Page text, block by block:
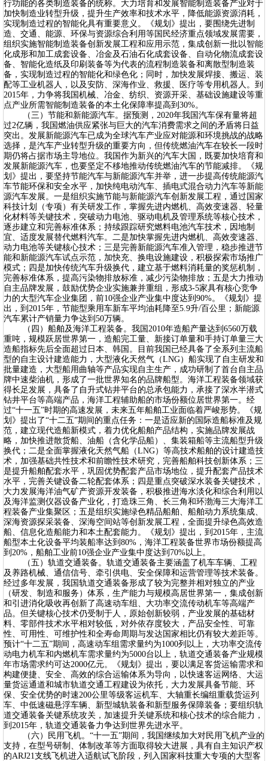
行功能的各类制造装备的统称。大力培育和发展智能制造装备产业对于
加快制造业转型升级，提升生产效率和技术水平，降低能源资源消耗，
实现制造过程的智能化具有重要意义。《规划》提出，要围绕先进制
造、交通、能源、环保与资源综合利用等国民经济重点领域发展需要，
组织实施智能制造装备创新发展工程和应用示范，集成创新一批以智能
化成形和加工成套设备、冶金及石油石化成套设备、自动化物流成套设
备、智能化造纸及印刷装备等为代表的流程制造装备和离散型制造装
备，实现制造过程的智能化和绿色化；同时，加快发展焊接、搬运、装
配等工业机器人，以及安防、深海作业、救援、医疗等专用机器人。到
2015年，力争将我国机械、冶金、纺织、资源开采、基础设施建设等重
点产业所需智能制造装备的本土化保障率提高到30%。
（三）节能和新能源汽车。据预测，2020年我国汽车保有量将超
过2亿辆，我国燃油供应紧张与巨大的汽车消费需求之间的矛盾将日益
突出。发展新能源汽车已成为全球汽车产业应对能源和环境挑战的战略
选择，是汽车产业转型升级的重要方向，但传统燃油汽车在较长一段时
期仍将占据市场主导地位。我国作为新兴的汽车大国，既要加快培育和
发展新能源汽车，也要坚定不移地推动传统燃油汽车的节能减排。《规
划》提出，要坚持节能汽车与新能源汽车并举，进一步提高传统能源汽
车节能环保和安全水平，加快纯电动汽车、插电式混合动力汽车等新能
源汽车发展。一是组织实施节能与新能源汽车创新发展工程，通过国家
科技计划（专项）有关研发工作，掌握先进内燃机、高效变速器、轻量
化材料等关键技术，突破动力电池、驱动电机及管理系统等核心技术，
逐步建立和完善标准体系；持续跟踪研究燃料电池汽车技术，因地制
宜、适度发展替代燃料汽车。二是加快掌握先进内燃机、高效变速器、
动力电池等关键核心技术；三是完善新能源汽车准入管理，稳步推进节
能和新能源汽车试点示范，加快充、换电设施建设，积极探索市场推广
模式；四是加快传统汽车升级换代，建立基于燃料消耗量的奖惩机制，
完善标准体系，提高污染物排放标准，减少污染物排放；五是大力推动
自主品牌发展，鼓励优势企业实施兼并重组，形成3-5家具有核心竞争
力的大型汽车企业集团，前10强企业产业集中度达到90%。《规划》提
出，到2015年，节能型乘用车新车平均油耗降至5.9升/百公里；新能源
汽车累计产销量力争达到50万辆。
（四）船舶及海洋工程装备。我国2010年造船产量达到6560万载
重吨，规模跃居世界第一，造船完工量、新接订单量和手持订单量三大
造船指标先后全面超过日本、韩国。目前我国已经具备了全系列主流船
型的自主设计建造能力，大型液化天然气（LNG）船实现了自主研发和
批量建造，大型船用曲轴等产品实现自主生产，成功研制了首台自主品
牌中速柴油机，形成了一批世界知名的品牌船型。海洋工程装备领域获
得长足发展，具备了自升式钻井平台的总承包能力，承接了深水半潜式
钻井平台等高端产品，海洋工程辅助船的市场份额位居世界第一。经
过“十一五”时期的高速发展，未来五年船舶工业面临着严峻形势。《规
划》提出了“十二五”期间的重点任务：一是适应新的国际造船标准及规
范，建立现代造船新模式，着力优化船舶产品结构，实施品牌发展战
略，加快推进散货船、油船（含化学品船）、集装箱船等主流船型升级
换代；二是全面掌握液化天然气船（LNG）等高技术船舶的设计建造技
术，加强基础共性技术和前瞻性技术研究，完善船舶科技创新体系；三
是提升船舶配套水平，巩固优势配套产品市场地位，提升配套产品技术
水平，完善关键设备二轮配套体系；四是重点突破深水装备关键技术，
大力发展海洋油气矿产资源开发装备，积极推进海水淡化和综合利用以
及海洋监测仪器设备产业化，打造珠三角、长三角和环渤海三大海洋工
程装备产业集聚区；五是组织实施绿色精品船舶、船舶动力系统集成、
深海资源探采装备、深海空间站等创新发展工程，全面提升绿色高效造
船、信息化造船能力和本土配套能力。《规划》提出，到2015年，主流
船型本土化设备平均装船率达到80%，海洋工程装备世界市场份额提高
到20%，船舶工业前10强企业产业集中度达到70%以上。
（五）轨道交通装备。轨道交通装备主要涵盖了机车车辆、工程
及养路机械、通信信号、牵引供电、安全保障和运营管理等技术装备。
经过多年发展，我国轨道交通装备形成了较为完整并相对独立的产业
（研发、制造和服务）体系，生产能力与规模高居世界第一，集成创新
和引进消化吸收再创新了高速动车组、大功率交流传动机车等高端产
品。但关键核心技术仍受制于人，原始创新较弱，产业发展的基础材
料、零部件技术水平相对较低，对外依存度较大，产品安全性、可靠
性、可用性、可维护性和全寿命周期与发达国家相比仍有较大差距等。
预计“十二五”期间，高速动车组需求量约为1000列以上，大功率交流传
动电力机车和内燃机车需求量约为5000台以上，轨道交通装备产业规模
年市场需求约可达2000亿元。《规划》提出，要以满足客货运输需求和
构建便捷、安全、高效的综合运输体系为导向，以快速客运网络、大运
量货运通道和城市轨道交通工程建设为依托，大力发展具备节能、环
保、安全优势的时速200公里等级客运机车、大轴重长编组重载货运列
车、中低速磁悬浮车辆、新型城轨装备和新型服务保障装备；要组织轨
道交通装备关键系统攻关，加速提升关键系统和核心技术的综合能力，
到2015年，轨道交通装备力争达到世界先进水平。
（六）民用飞机。“十一五”期间，我国继续加大对民用飞机产业的
支持，在型号研制、体制改革等方面取得较大进展，具有自主知识产权
的ARJ21支线飞机进入适航试飞阶段，列入国家科技重大专项的大型客